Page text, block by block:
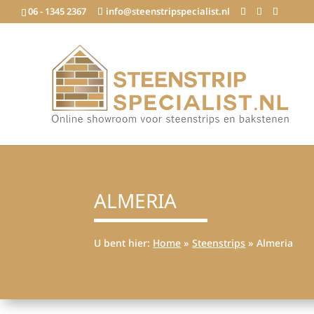
06 - 1345 2367 info@steenstripspecialist.nl
ALMERIA
U bent hier: Home »Steenstrips »Almeria